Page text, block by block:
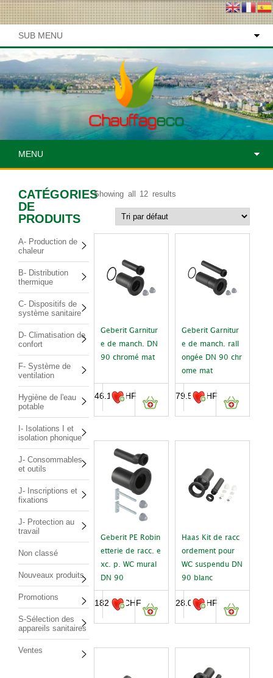
SUB MENU
MENU
CATÉGORIES
DE
PRODUITS
A- Production de
chaleur
B- Distribution
thermique
C- Dispositifs de
système sanitaire
D- Climatisation de
confort
F- Système de
ventilation
Hygiène de l'eau
potable
I- Isolations I et
isolation phonique
J- Consommables
et outils
J- Inscriptions et
fixations
J- Protection au
travail
Non classé
Nouveaux produits
Promotions
S-Sélection des
appareils sanitaires
Ventes
Showing all 12 results
Geberit Garnitur
e de manch. DN
90 chromé mat
46.10CHF
Geberit Garnitur
e de manch. rall
ongée DN 90 chr
ome mat
79.50CHF
Geberit PE Robin
etterie de racc. e
xc. p. WC mural
DN 90
182.00CHF
Haas Kit de racc
ordement pour
WC suspendu DN
90 blanc
28.00CHF